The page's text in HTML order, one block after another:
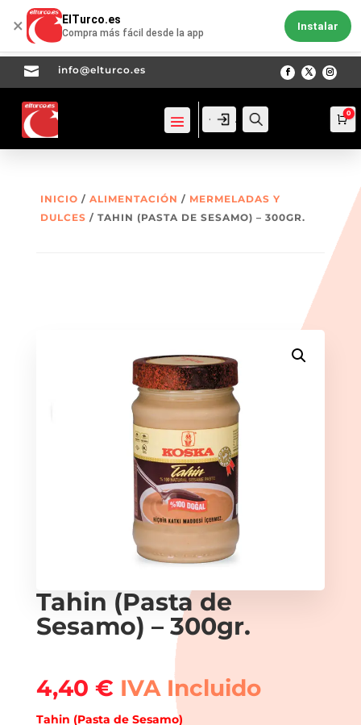
 info@elturco.es
Acceso
Acceso 0
INICIO / ALIMENTACIÓN / MERMELADAS Y
DULCES / TAHIN (PASTA DE SESAMO) – 300GR.
Tahin (Pasta de
Sesamo) – 300gr.
4,40 € IVA Incluido
Tahin (Pasta de Sesamo)
× ElTurco.es
Compra más fácil desde la app
Instalar